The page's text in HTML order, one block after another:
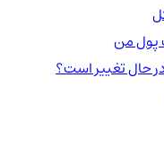
من
حال تغییر است؟